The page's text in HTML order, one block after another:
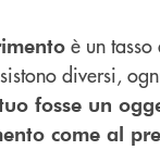
è un
diversi,
fosse un
come al